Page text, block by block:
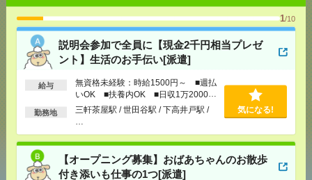
1/10
説明会参加で全員に【現金2千円相当プレゼ
ント】生活のお手伝い[派遣]
給与
無資格未経験：時給1500円～ ■週払
いOK ■扶養内OK ■日収1万2000円
以上
勤務地
三軒茶屋駅 / 世田谷駅 / 下高井戸駅 /
気になる!
【オープニング募集】おばあちゃんのお散歩
付き添いも仕事の1つ[派遣]
応募ページへ
気になる！
シェア ツイート ブックマーク